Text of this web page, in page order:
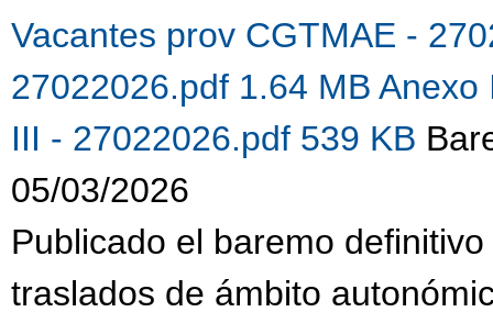
Vacantes prov CGTMAE -
27022026.pdf 1.64 MB Anexo
III - 27022026.pdf 539 KB
05/03/2026
Publicado el baremo
traslados de ámbito